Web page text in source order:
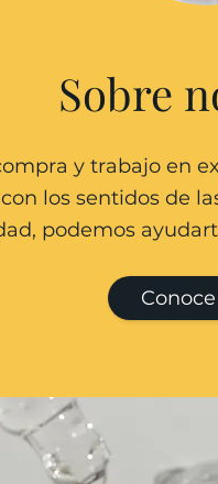
Sobre
y trabajo en
los sentidos de
podemos